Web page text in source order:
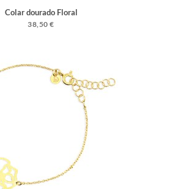
Colar dourado Floral
38,50 €